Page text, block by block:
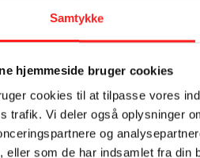
Samtykke
hjemmeside bruger cookies
cookies til at tilpasse vores
trafik. Vi deler også oplysninger
og
eller som de har indsamlet fra din
OpEn -
OpEn
Mål 1: